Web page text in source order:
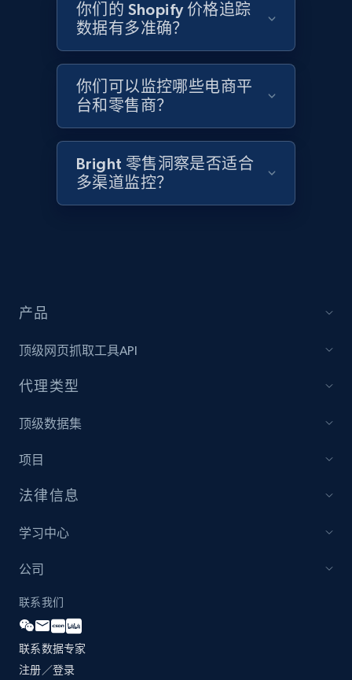
Amazon products global dataset - Collects
products by best sellers category URL
Title, Seller name, Brand, Description, Initial
price, Currency, Availability, Reviews count, and
more.
2.1K+ 375+ 立即开始
price, Currency, Availability, Reviews count, and
products from Brands URLs
Title, Seller name, Brand, Description, Initial
more.
Home Depot US
URL, Domain, Country code, Model number,
你们的 Shopify 价格追踪
数据有多准确？
你们可以监控哪些电商平
台和零售商？
Bright 零售洞察是否适合
多渠道监控？
产品
顶级网页抓取工具API
代理类型
顶级数据集
项目
法律信息
学习中心
公司
联系我们
联系数据专家
注册／登录